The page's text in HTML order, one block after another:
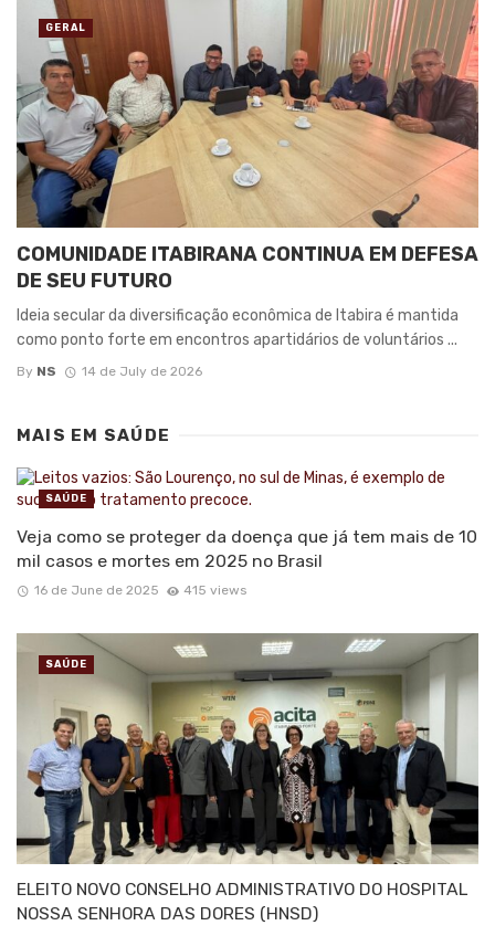
COMUNIDADE ITABIRANA CONTINUA EM DEFESA
DE SEU FUTURO
Ideia secular da diversificação econômica de Itabira é mantida
como ponto forte em encontros apartidários de voluntários ...
By NS 14 de July de 2026
GERAL
MAIS EM SAÚDE
Veja como se proteger da doença que já tem mais de 10
mil casos e mortes em 2025 no Brasil
16 de June de 2025 415 views
SAÚDE
ELEITO NOVO CONSELHO ADMINISTRATIVO DO HOSPITAL
NOSSA SENHORA DAS DORES (HNSD)
SAÚDE